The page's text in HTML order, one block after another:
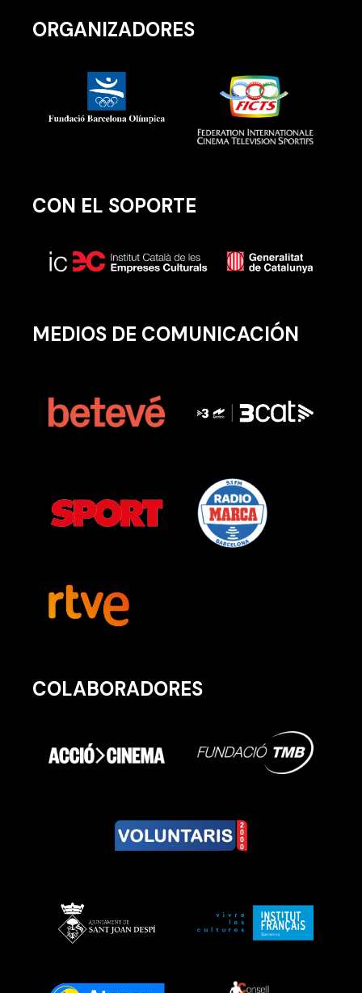
ORGANIZADORES
CON EL SOPORTE
MEDIOS DE COMUNICACIÓN
COLABORADORES